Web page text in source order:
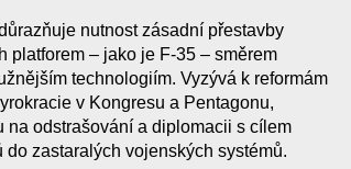
nutnost zásadní přestavby
platforem – jako je F-35 – směrem
technologiím. Vyzývá k reformám
v Kongresu a Pentagonu,
na odstrašování a diplomacii s cílem
zastaralých vojenských systémů.